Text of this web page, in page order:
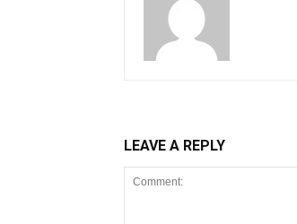
LEAVE A REPLY